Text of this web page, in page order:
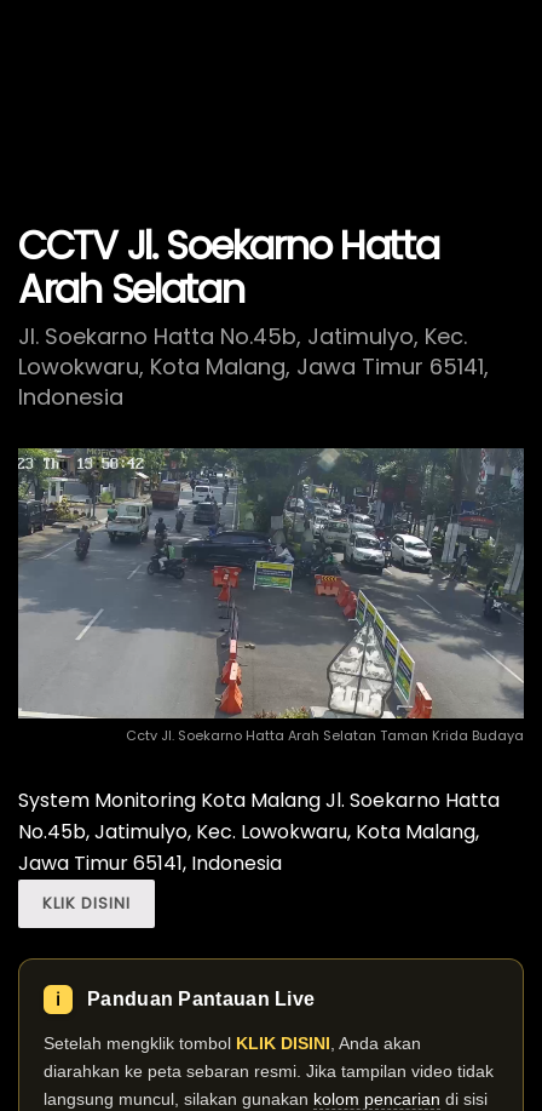
CCTV Jl. Soekarno Hatta
Arah Selatan
Jl. Soekarno Hatta No.45b, Jatimulyo, Kec.
Lowokwaru, Kota Malang, Jawa Timur 65141,
Indonesia
Cctv Jl. Soekarno Hatta Arah Selatan Taman Krida Budaya
System Monitoring Kota Malang Jl. Soekarno Hatta
No.45b, Jatimulyo, Kec. Lowokwaru, Kota Malang,
Jawa Timur 65141, Indonesia
KLIK DISINI
ℹ️ Panduan Pantauan Live
Setelah mengklik tombol KLIK DISINI, Anda akan
diarahkan ke peta sebaran resmi. Jika tampilan video tidak
langsung muncul, silakan gunakan kolom pencarian di sisi